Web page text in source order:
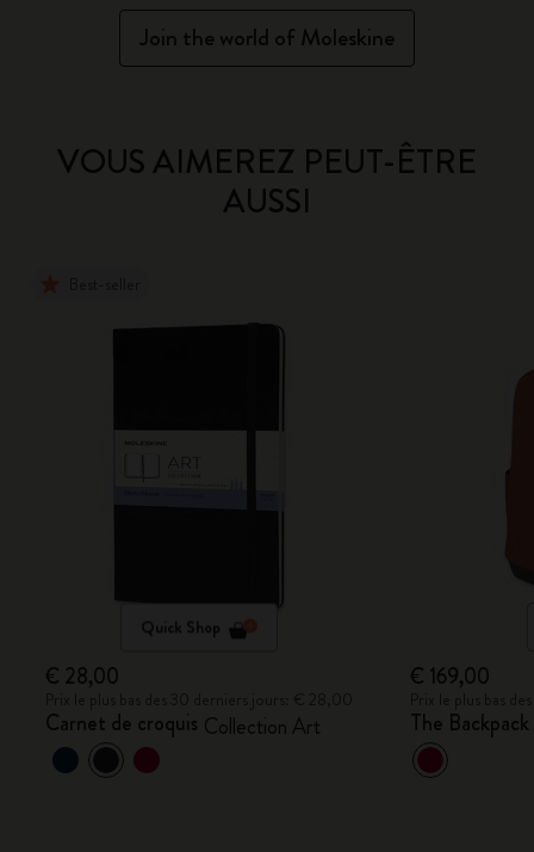
Join the world of Moleskine
VOUS AIMEREZ PEUT-ÊTRE
AUSSI
Quick Shop
€ 28,00
Carnet de croquis Collection Art
€ 169,00
The